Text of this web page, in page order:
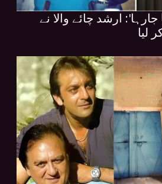
ارشد چائے والا نے
لیا